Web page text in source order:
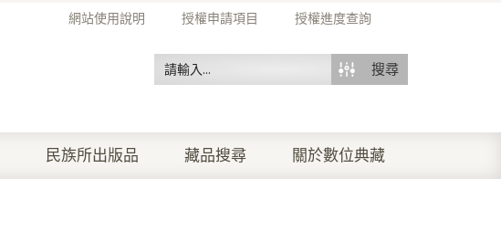
網站使用說明 授權申請項目 授權進度查詢
搜尋
民族所出版品 藏品搜尋 關於數位典藏